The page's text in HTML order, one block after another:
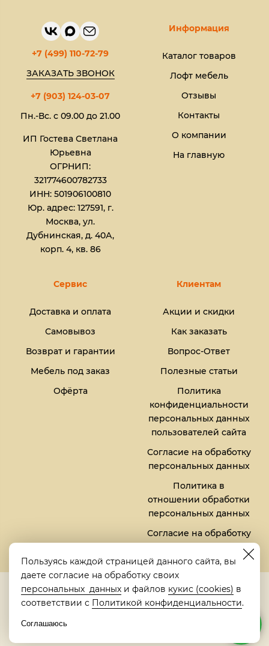
+7 (499) 110-72-79
ЗАКАЗАТЬ ЗВОНОК
+7 (903) 124-03-07
Пн.-Вс. с 09.00 до 21.00
ИП Гостева Светлана
Юрьевна​
ОГРНИП:
321774600782733
ИНН: 501906100810
Юр. адрес: 127591, г.
Москва, ул.
Дубнинская, д. 40А,
корп. 4, кв. 86
Информация
Каталог товаров
Лофт мебель
Отзывы
Контакты
О компании
На главную
Сервис
Доставка и оплата
Самовывоз
Возврат и гарантии
Мебель под заказ
Офёрта
Клиентам
Акции и скидки
Как заказать
Вопрос-Ответ
Полезные статьи
Политика
конфиденциальности
персональных данных
пользователей сайта
Согласие на обработку
персональных данных
Политика в
отношении обработки
персональных данных
Согласие на обработку
файлов кукис (cookies)
5,0
Рейтинг в Яндексе
Пользуясь каждой страницей данного сайта, вы
даете согласие на обработку своих
персональных данных и файлов кукис (cookies) в
соответствии с Политикой конфиденциальности.
Соглашаюсь